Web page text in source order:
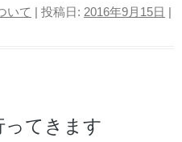
いて | 投稿日: 2016年9月15日
ってきます